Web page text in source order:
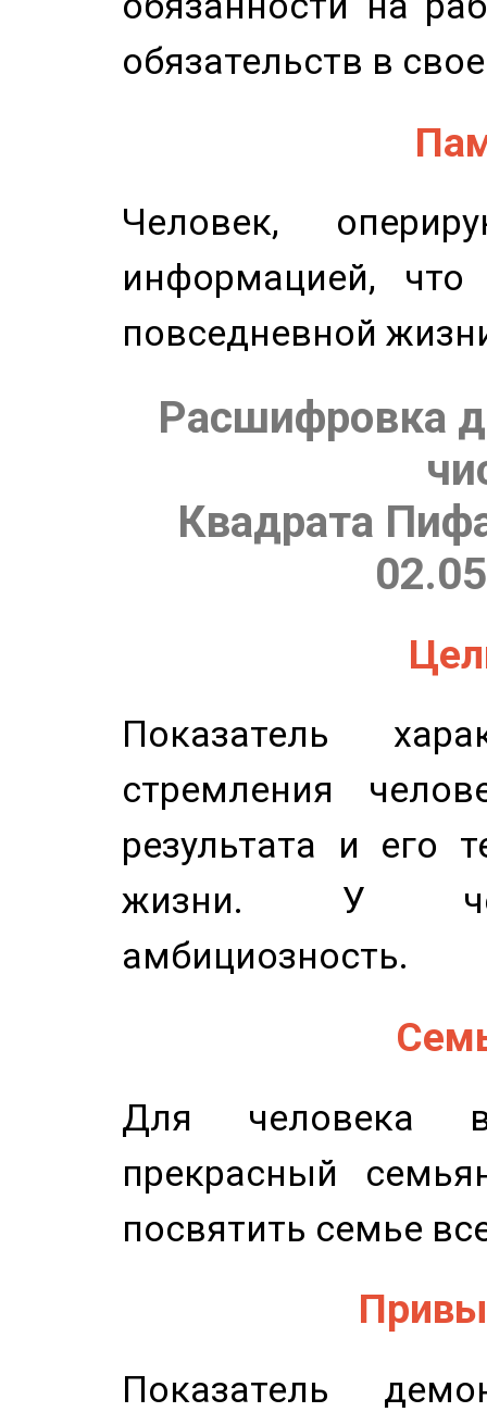
обязательств в
Человек,
информацией,
повседневной
Расшифровка
Квадрата
Показатель
стремления
результата и его
жизни. У
амбициозность.
Для человека
прекрасный
посвятить семье
Показатель